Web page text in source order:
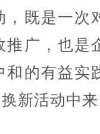
，既是一次
推广，也是
和的有益实
新活动中